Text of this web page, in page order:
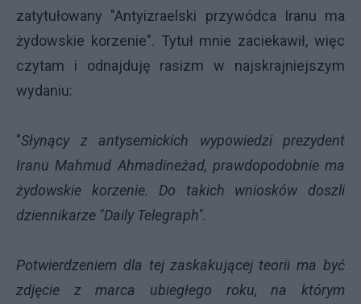
zatytułowany "Antyizraelski przywódca Iranu ma
żydowskie korzenie". Tytuł mnie zaciekawił, więc
czytam i odnajduję rasizm w najskrajniejszym
wydaniu:
"Słynący z antysemickich wypowiedzi prezydent
Iranu Mahmud Ahmadineżad, prawdopodobnie ma
żydowskie korzenie. Do takich wniosków doszli
dziennikarze "Daily Telegraph".
Potwierdzeniem dla tej zaskakującej teorii ma być
zdjęcie z marca ubiegłego roku, na którym